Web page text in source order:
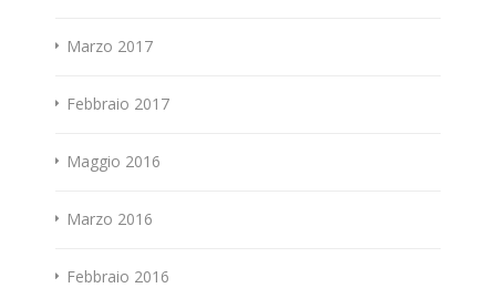
Marzo 2017
Febbraio 2017
Maggio 2016
Marzo 2016
Febbraio 2016